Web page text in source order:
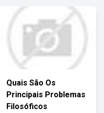
Quais São Os
Principais Problemas
Filosóficos